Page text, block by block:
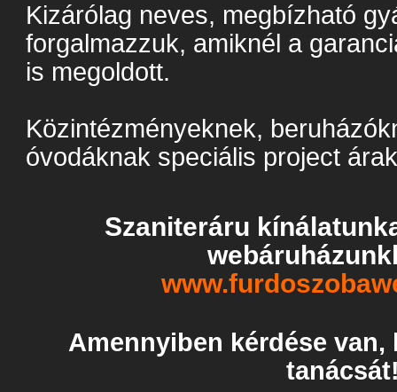
Kizárólag neves, megbízható
forgalmazzuk, amiknél a
is megoldott.
Közintézményeknek,
óvodáknak speciális project
Szaniteráru
Amennyiben kérdése